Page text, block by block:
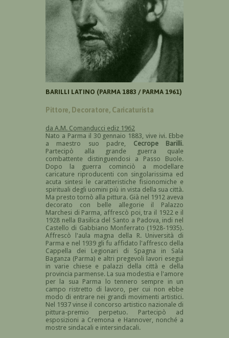
BARILLI LATINO (PARMA 1883 / PARMA 1961)
Pittore, Decoratore, Caricaturista
da A.M. Comanducci ediz 1962
Nato a Parma il 30 gennaio 1883, vive ivi. Ebbe
a maestro suo padre, Cecrope Barilli.
Partecipò alla grande guerra quale
combattente distinguendosi a Passo Buole.
Dopo la guerra cominciò a modellare
caricature riproducenti con singolarissima ed
acuta sintesi le caratteristiche fisionomiche e
spirituali degli uomini più in vista della sua città.
Ma presto tornò alla pittura. Già nel 1912 aveva
decorato con belle allegorie il Palazzo
Marchesi di Parma, affrescò poi, tra il 1922 e il
1928 nella Basilica del Santo a Padova, indi nel
Castello di Gabbiano Monferrato (1928-1935).
Affrescò l'aula magna della R. Università di
Parma e nel 1939 gli fu affidato l'affresco della
Cappella dei Legionari di Spagna in Sala
Baganza (Parma) e altri pregevoli lavori eseguì
in varie chiese e palazzi della città e della
provincia parmense. La sua modestia e l'amore
per la sua Parma lo tennero sempre in un
campo ristretto di lavoro, per cui non ebbe
modo di entrare nei grandi movimenti artistici.
Nel 1937 vinse il concorso artistico nazionale di
pittura-premio perpetuo. Partecipò ad
esposizioni a Cremona e Hannover, nonché a
mostre sindacali e intersindacali.